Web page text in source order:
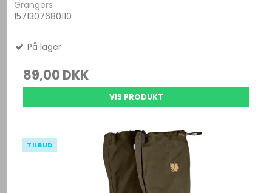
Grangers
1571307680110
På lager
89,00 DKK
VIS PRODUKT
TILBUD